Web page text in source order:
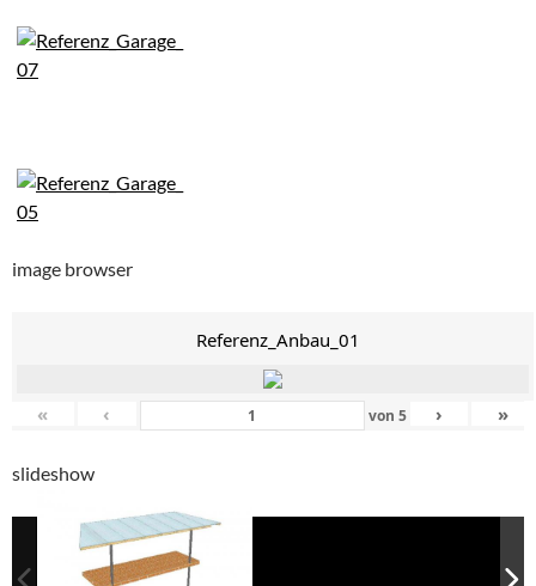
image browser
Referenz_Anbau_01
« ‹ von 5 › »
slideshow